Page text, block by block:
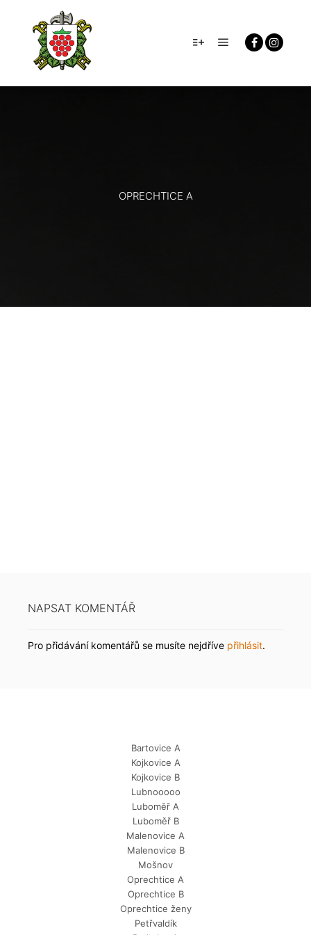
OPRECHTICE A
NAPSAT KOMENTÁŘ
Pro přidávání komentářů se musíte nejdříve přihlásit.
Bartovice A
Kojkovice A
Kojkovice B
Lubnooooo
Luboměř A
Luboměř B
Malenovice A
Malenovice B
Mošnov
Oprechtice A
Oprechtice B
Oprechtice ženy
Petřvaldík